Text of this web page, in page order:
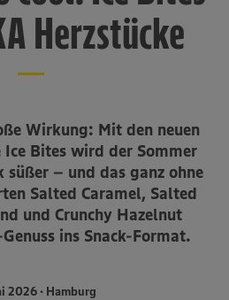
Herzstücke
Wirkung: Mit den neuen
Ice Bites wird der Sommer
süßer – und das ganz ohne
Salted Caramel, Salted
und Crunchy Hazelnut
ins Snack-Format.
2026 • Hamburg